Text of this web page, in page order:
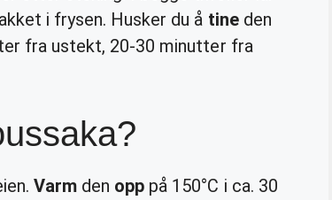
i frysen. Husker du å tineden
fra ustekt, 20-30 minutter fra
Varm den opp på 150°C i ca. 30